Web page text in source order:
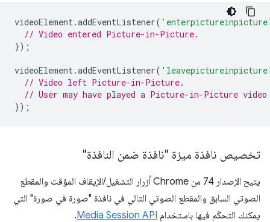
videoElement.addEventListener(
// Video entered Picture-in-Picture.
});
videoElement.addEventListener(
// Video left Picture-in-Picture.
// User may have played a Picture-in-Picture
});
تخصيص نافذة ميزة "نافذة ضمن النافذة"
يتيح الإصدار 74 من Chrome أزرار التشغيل/الإيقاف المؤقت والمقطع
الصوتي السابق والمقطع الصوتي التالي في نافذة "صورة في صورة" التي
يمكنك التحكّم فيها باستخدام Media Session API
.